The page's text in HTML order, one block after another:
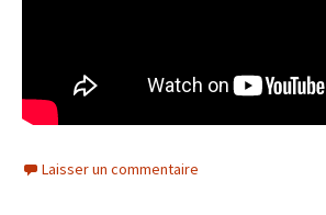
Laisser un commentaire